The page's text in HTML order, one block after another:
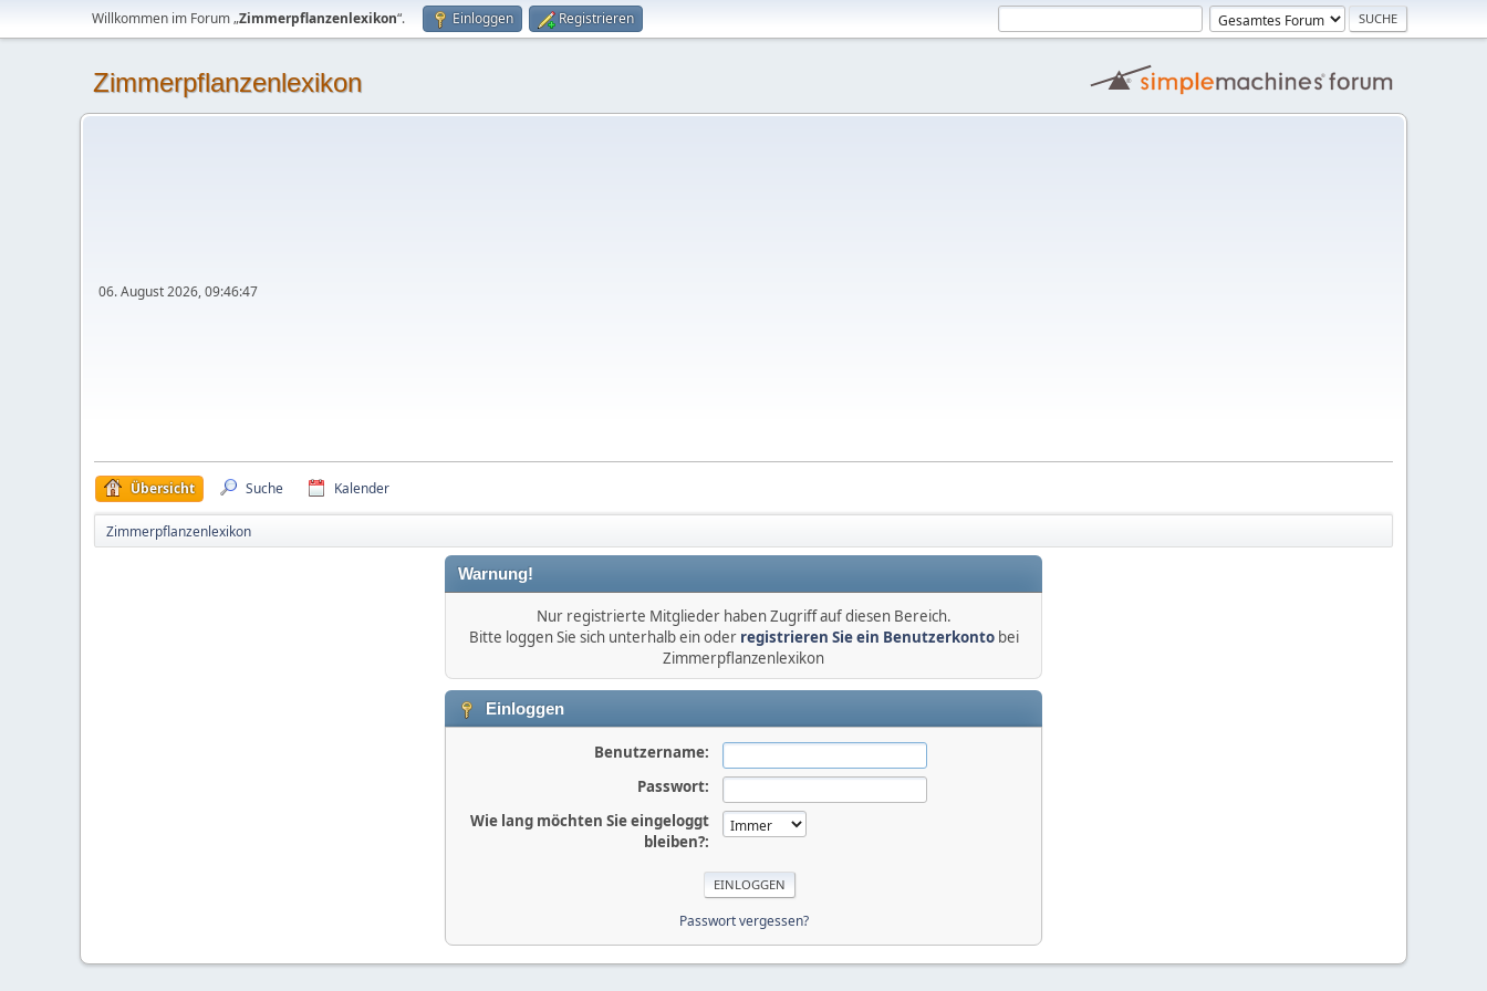
Willkommen im Forum „Zimmerpflanzenlexikon“. Einloggen Registrieren
Zimmerpflanzenlexikon
06. August 2026, 09:46:47
Übersicht Suche Kalender
Zimmerpflanzenlexikon
Warnung!
Nur registrierte Mitglieder haben Zugriff auf diesen Bereich.
Bitte loggen Sie sich unterhalb ein oder registrieren Sie ein Benutzerkontobei
Zimmerpflanzenlexikon
Einloggen
Benutzername:
Passwort:
Wie lang möchten Sie eingeloggt
bleiben?:
Passwort vergessen?